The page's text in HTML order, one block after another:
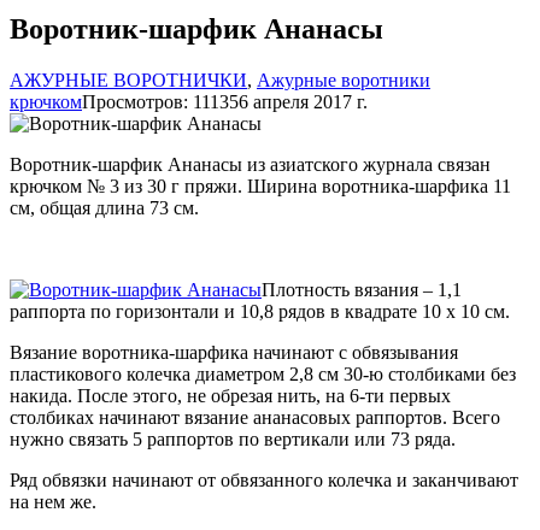
Воротник-шарфик Ананасы
АЖУРНЫЕ ВОРОТНИЧКИ, Ажурные воротники
крючкомПросмотров: 111356 апреля 2017 г.
Воротник-шарфик Ананасы из азиатского журнала связан
крючком № 3 из 30 г пряжи. Ширина воротника-шарфика 11
см, общая длина 73 см.
Плотность вязания – 1,1
раппорта по горизонтали и 10,8 рядов в квадрате 10 х 10 см.
Вязание воротника-шарфика начинают с обвязывания
пластикового колечка диаметром 2,8 см 30-ю столбиками без
накида. После этого, не обрезая нить, на 6-ти первых
столбиках начинают вязание ананасовых раппортов. Всего
нужно связать 5 раппортов по вертикали или 73 ряда.
Ряд обвязки начинают от обвязанного колечка и заканчивают
на нем же.